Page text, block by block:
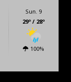
Sun. 9
29º / 28º
100%